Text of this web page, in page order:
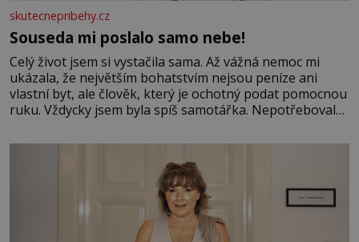
skutecnepribehy.cz
Souseda mi poslalo samo nebe!
Celý život jsem si vystačila sama. Až vážná nemoc mi
ukázala, že největším bohatstvím nejsou peníze ani
vlastní byt, ale člověk, který je ochotný podat pomocnou
ruku. Vždycky jsem byla spíš samotářka. Nepotřebovala
mi knihy, práce a hlavně klid. Hned po studiích jsem